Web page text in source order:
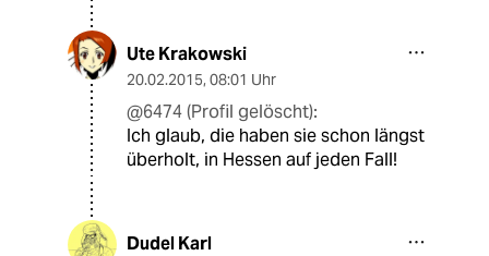
Ute Krakowski
20.02.2015, 08:01 Uhr
@6474 (Profil gelöscht):
Ich glaub, die haben sie schon längst
überholt, in Hessen auf jeden Fall!
Dudel Karl